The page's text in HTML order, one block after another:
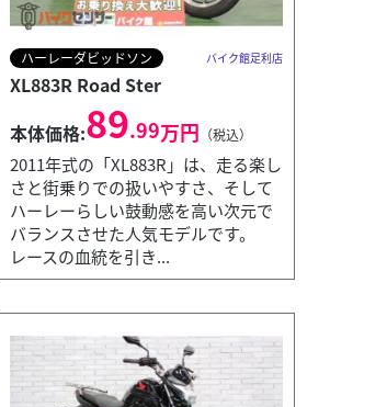
ハーレーダビッドソン バイク館足利店
XL883R Road Ster
本体価格:89.99万円 （税込）
2011年式の「XL883R」は、走る楽し
さと街乗りでの扱いやすさ、そして
ハーレーらしい鼓動感を高い次元で
バランスさせた人気モデルです。
レースの血統を引き...